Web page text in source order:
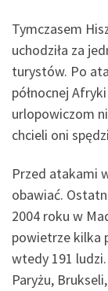
Tymczasem
uchodziła za
turystów. Po
północnej
urlopowiczom
chcieli oni
Przed atakami
obawiać.
2004 roku w
powietrze kilka
wtedy 191
Paryżu,